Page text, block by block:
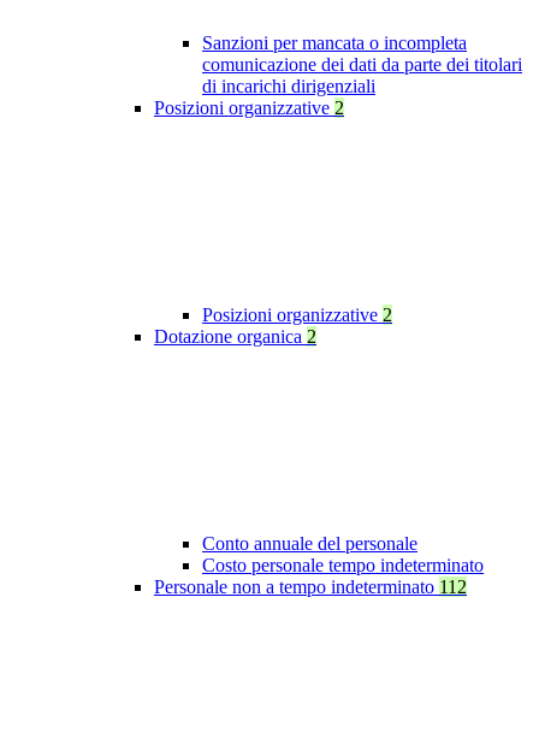
Sanzioni per mancata o incompleta
comunicazione dei dati da parte dei titolari
di incarichi dirigenziali
Posizioni organizzative 2
Posizioni organizzative 2
Dotazione organica 2
Conto annuale del personale
Costo personale tempo indeterminato
Personale non a tempo indeterminato 112